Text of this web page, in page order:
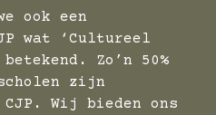
ook een
wat ‘Cultureel
Zo’n 50%
zijn
Wij bieden ons